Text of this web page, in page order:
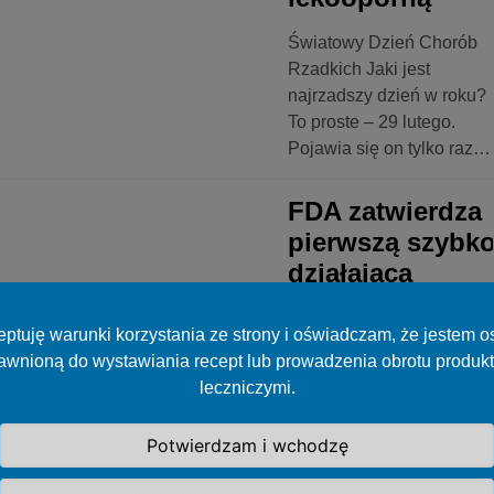
warunki korzystania ze strony i oświadczam, że jestem
do wystawiania recept lub prowadzenia obrotu
leczniczymi.
Potwierdzam i wchodzę
Światowy Dzień Chorób
Rzadkich Jaki jest
najrzadszy dzień w roku?
To proste – 29 lutego.
Pojawia się on tylko raz…
FDA zatwierdza
pierwszą szybko
działającą
insulinę
Amerykańska Agencja ds.
zatwierdziła Merilog
aspart-szjj) jako
do Novolog (insulina